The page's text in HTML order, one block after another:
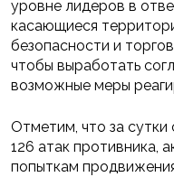
уровне лидеров в
касающиеся
безопасности и
чтобы выработать
возможные меры
Отметим, что за
126 атак противника,
попыткам